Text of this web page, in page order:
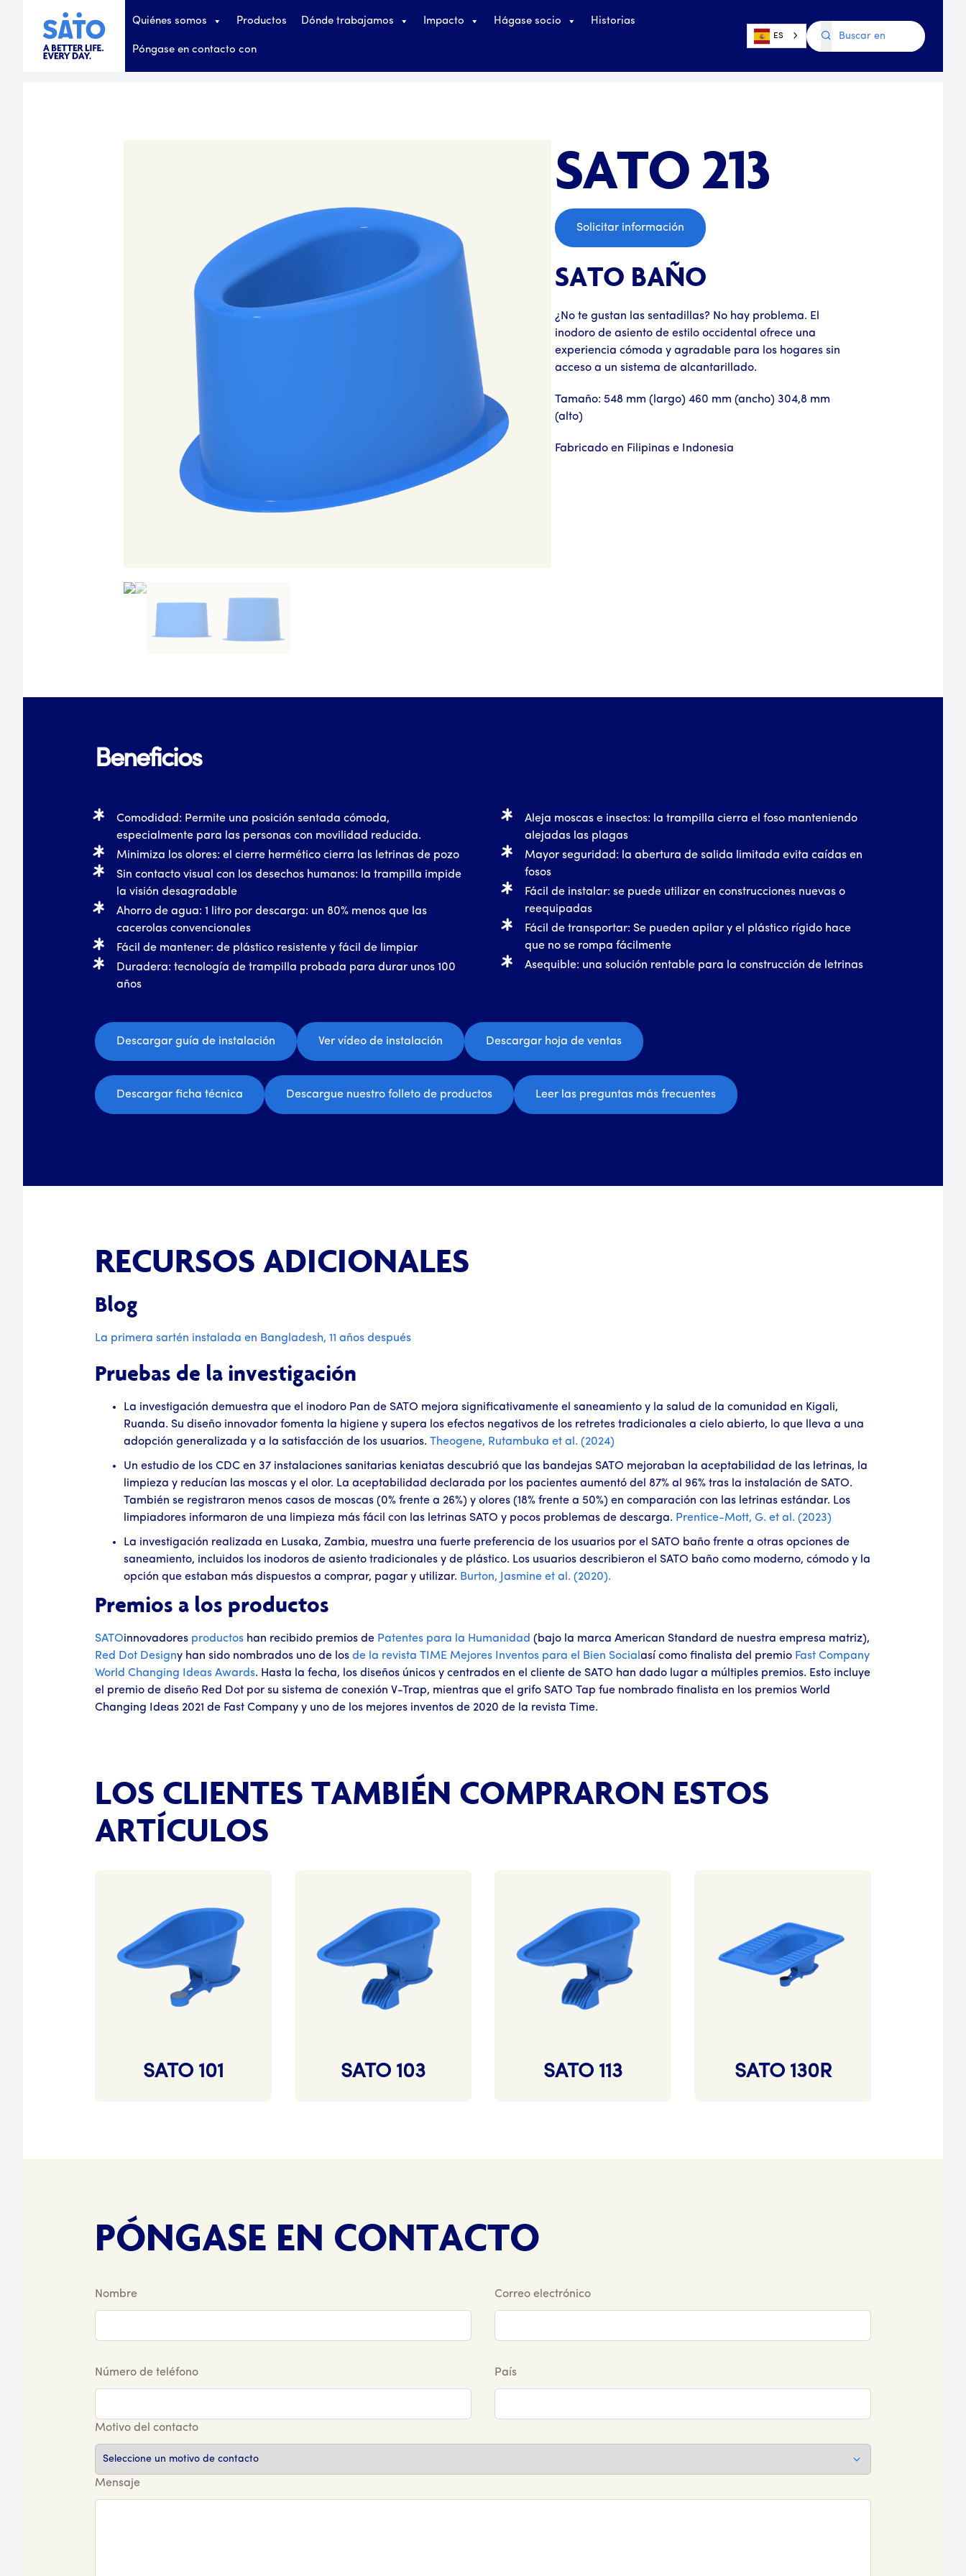
Quiénes somos Productos Dónde trabajamos Impacto Hágase socio Historias
Póngase en contacto con
ES
SATO 213
Solicitar información
SATO BAÑO
¿No te gustan las sentadillas? No hay problema. El
inodoro de asiento de estilo occidental ofrece una
experiencia cómoda y agradable para los hogares sin
acceso a un sistema de alcantarillado.
Tamaño: 548 mm (largo) 460 mm (ancho) 304,8 mm
(alto)
Fabricado en Filipinas e Indonesia
Beneficios
Comodidad: Permite una posición sentada cómoda,
especialmente para las personas con movilidad reducida.
Minimiza los olores: el cierre hermético cierra las letrinas de pozo
Sin contacto visual con los desechos humanos: la trampilla impide
la visión desagradable
Ahorro de agua: 1 litro por descarga: un 80% menos que las
cacerolas convencionales
Fácil de mantener: de plástico resistente y fácil de limpiar
Duradera: tecnología de trampilla probada para durar unos 100
años
Aleja moscas e insectos: la trampilla cierra el foso manteniendo
alejadas las plagas
Mayor seguridad: la abertura de salida limitada evita caídas en
fosos
Fácil de instalar: se puede utilizar en construcciones nuevas o
reequipadas
Fácil de transportar: Se pueden apilar y el plástico rígido hace
que no se rompa fácilmente
Asequible: una solución rentable para la construcción de letrinas
Descargar guía de instalación Ver vídeo de instalación Descargar hoja de ventas
Descargar ficha técnica Descargue nuestro folleto de productos Leer las preguntas más frecuentes
RECURSOS ADICIONALES
Blog
La primera sartén instalada en Bangladesh, 11 años después
Pruebas de la investigación
La investigación demuestra que el inodoro Pan de SATO mejora significativamente el saneamiento y la salud de la comunidad en Kigali,
Ruanda. Su diseño innovador fomenta la higiene y supera los efectos negativos de los retretes tradicionales a cielo abierto, lo que lleva a una
adopción generalizada y a la satisfacción de los usuarios. Theogene, Rutambuka et al. (2024)
Un estudio de los CDC en 37 instalaciones sanitarias keniatas descubrió que las bandejas SATO mejoraban la aceptabilidad de las letrinas, la
limpieza y reducían las moscas y el olor. La aceptabilidad declarada por los pacientes aumentó del 87% al 96% tras la instalación de SATO.
También se registraron menos casos de moscas (0% frente a 26%) y olores (18% frente a 50%) en comparación con las letrinas estándar. Los
limpiadores informaron de una limpieza más fácil con las letrinas SATO y pocos problemas de descarga. Prentice-Mott, G. et al. (2023)
La investigación realizada en Lusaka, Zambia, muestra una fuerte preferencia de los usuarios por el SATO baño frente a otras opciones de
saneamiento, incluidos los inodoros de asiento tradicionales y de plástico. Los usuarios describieron el SATO baño como moderno, cómodo y la
opción que estaban más dispuestos a comprar, pagar y utilizar. Burton, Jasmine et al. (2020).
Premios a los productos
SATOinnovadores productos han recibido premios de Patentes para la Humanidad (bajo la marca American Standard de nuestra empresa matriz),
Red Dot Designy han sido nombrados uno de los de la revista TIME Mejores Inventos para el Bien Socialasí como finalista del premio Fast Company
World Changing Ideas Awards. Hasta la fecha, los diseños únicos y centrados en el cliente de SATO han dado lugar a múltiples premios. Esto incluye
el premio de diseño Red Dot por su sistema de conexión V-Trap, mientras que el grifo SATO Tap fue nombrado finalista en los premios World
Changing Ideas 2021 de Fast Company y uno de los mejores inventos de 2020 de la revista Time.
LOS CLIENTES TAMBIÉN COMPRARON ESTOS
ARTÍCULOS
SATO 101 SATO 103 SATO 113 SATO 130R
PÓNGASE EN CONTACTO
Nombre Correo electrónico
Número de teléfono País
Motivo del contacto
Mensaje